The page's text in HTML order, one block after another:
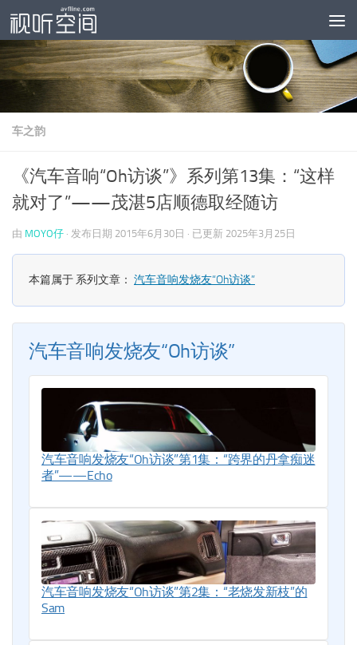
跳至内容
车之韵
《汽车音响“Oh访谈”》系列第13集：“这样
就对了”——茂湛5店顺德取经随访
由 MOYO仔 · 发布日期 2015年6月30日 · 已更新 2025年3月25日
本篇属于 系列文章： 汽车音响发烧友“Oh访谈”
汽车音响发烧友“Oh访谈”
汽车音响发烧友“Oh访谈”第1集：“跨界的丹拿痴迷
者”——Echo
汽车音响发烧友“Oh访谈”第2集：“老烧发新枝”的
Sam